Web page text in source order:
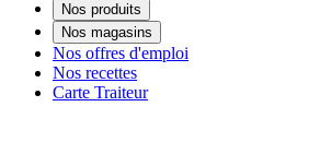
Nos produits
Nos magasins
Nos offres d'emploi
Nos recettes
Carte Traiteur